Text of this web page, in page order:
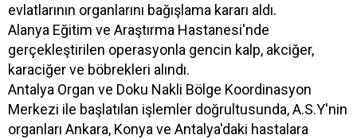
evlatlarının organlarını bağışlama kararı aldı.
Alanya Eğitim ve Araştırma Hastanesi'nde
gerçekleştirilen operasyonla gencin kalp, akciğer,
karaciğer ve böbrekleri alındı.
Antalya Organ ve Doku Nakli Bölge Koordinasyon
Merkezi ile başlatılan işlemler doğrultusunda, A.S.Y'nin
organları Ankara, Konya ve Antalya'daki hastalara